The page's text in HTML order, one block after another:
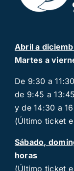
Abril a
Martes a
De 9:30 a
de 9:45 a
y de 14:30 a
(Último ticket
Sábado,
horas
(Último ticket